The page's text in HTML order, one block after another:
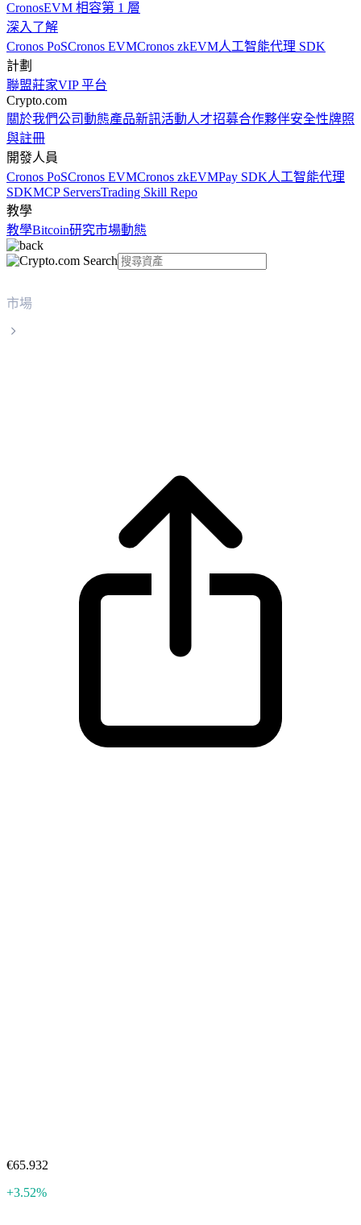
CronosEVM 相容第 1 層
深入了解
Cronos PoSCronos EVMCronos zkEVM人工智能代理 SDK
計劃
聯盟莊家VIP 平台
Crypto.com
關於我們公司動態產品新訊活動人才招募合作夥伴安全性牌照
與註冊
開發人員
Cronos PoSCronos EVMCronos zkEVMPay SDK人工智能代理
SDKMCP ServersTrading Skill Repo
教學
教學Bitcoin研究市場動態
市場
€65.932
+3.52%